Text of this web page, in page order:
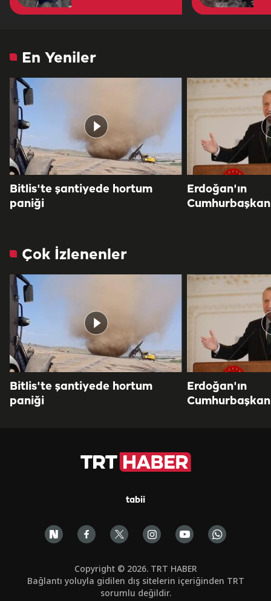
En Yeniler
Bitlis'te şantiyede hortum
paniği
Erdoğan'ın
Çok İzlenenler
Bitlis'te şantiyede hortum
paniği
Erdoğan'ın
tabii
Copyright © 2026. TRT HABER
Bağlantı yoluyla gidilen dış sitelerin içeriğinden TRT
sorumlu değildir.